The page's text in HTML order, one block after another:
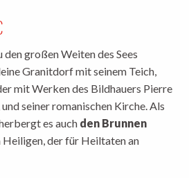
großen Weiten des Sees
Granitdorf mit seinem Teich,
mit Werken des Bildhauers Pierre
seiner romanischen Kirche. Als
es auch den Brunnen
Heiligen, der für Heiltaten an